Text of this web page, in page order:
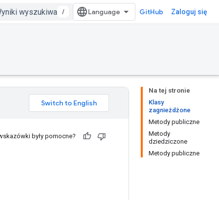
/ GitHub Zaloguj się
Na tej stronie
Klasy
zagnieżdżone
Metody publiczne
Metody
dziedziczone
Metody publiczne
były pomocne?